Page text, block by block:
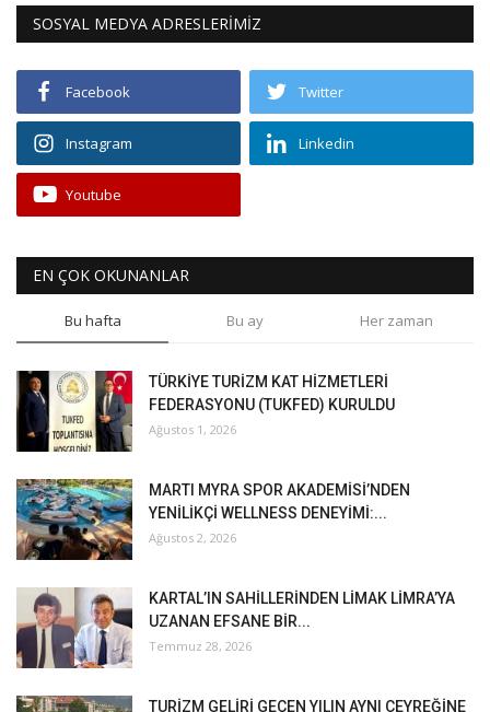
SOSYAL MEDYA ADRESLERİMİZ
Facebook Twitter
Instagram Linkedin
Youtube
EN ÇOK OKUNANLAR
Bu hafta Bu ay Her zaman
TÜRKİYE TURİZM KAT HİZMETLERİ
FEDERASYONU (TUKFED) KURULDU
Ağustos 1, 2026
MARTI MYRA SPOR AKADEMİSİ’NDEN
YENİLİKÇİ WELLNESS DENEYİMİ:...
Ağustos 2, 2026
KARTAL’IN SAHİLLERİNDEN LİMAK LİMRA’YA
UZANAN EFSANE BİR...
Temmuz 28, 2026
TURİZM GELİRİ GEÇEN YILIN AYNI ÇEYREĞİNE